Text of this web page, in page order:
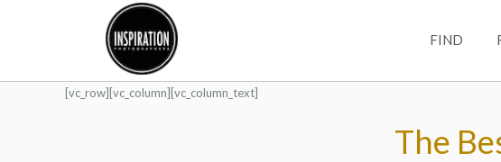
FIND
[vc_row][vc_column][vc_column_text]
The